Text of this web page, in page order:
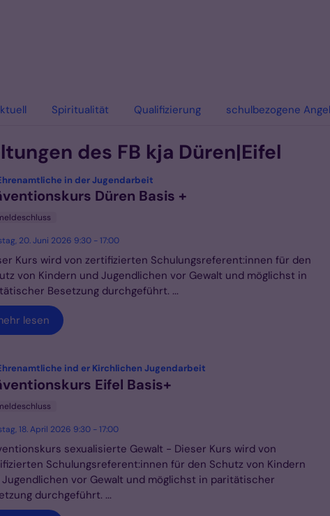
Spiritualität Qualifizierung schulbezogene
des FB kja Düren|Eifel
in der Jugendarbeit
Düren Basis +
20. Juni 2026 9:30 - 17:00
Kurs wird von zertifizierten Schulungsreferent:innen für den
von Kindern und Jugendlichen vor Gewalt und möglichst in
Besetzung durchgeführt. ...
lesen
ind er Kirchlichen Jugendarbeit
Eifel Basis+
18. April 2026 9:30 - 17:00
sexualisierte Gewalt - Dieser Kurs wird von
Schulungsreferent:innen für den Schutz von Kindern
Jugendlichen vor Gewalt und möglichst in paritätischer
durchgeführt. ...